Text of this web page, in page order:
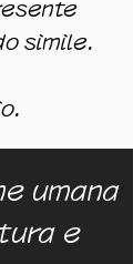
simile.
umana
e